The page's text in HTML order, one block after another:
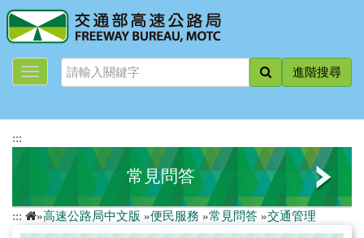
跳
到
主
進階搜尋
:::
常見問答
電子收費
::: »高速公路局中文版 »便民服務 »常見問答 »交通管理